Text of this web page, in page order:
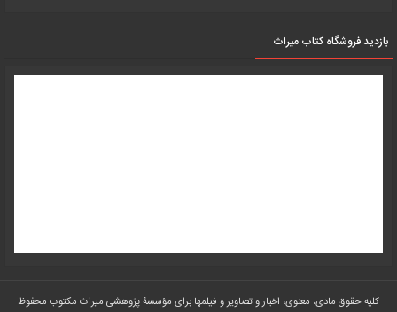
بازدید فروشگاه کتاب میراث
کلیه حقوق مادی، معنوی، اخبار و تصاویر و فیلمها برای مؤسسۀ پژوهشی میراث مکتوب محفوظ